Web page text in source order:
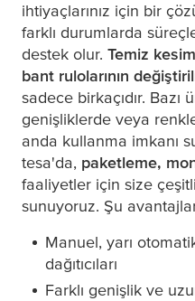
ihtiyaçlarınız için bir
farklı durumlarda
destek olur. Temiz
bant rulolarının
sadece birkaçıdır. Bazı
genişliklerde veya
anda kullanma imkanı
tesa'da, paketleme,
faaliyetler için size çeşitli
sunuyoruz. Şu
Manuel, yarı
dağıtıcıları
Farklı genişlik ve